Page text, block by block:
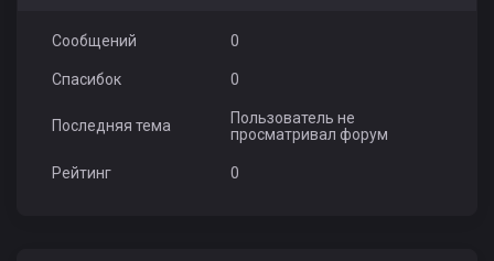
Сообщений 0
Спасибок 0
Последняя тема
Пользователь не
просматривал форум
Рейтинг 0